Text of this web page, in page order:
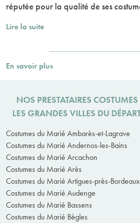
réputée pour la qualité de ses
Lire la suite
En savoir plus
NOS PRESTATAIRES
LES GRANDES VILLES DU
Costumes du Marié Ambarès-et-Lagrave
Costumes du Marié Andernos-les-Bains
Costumes du Marié Arcachon
Costumes du Marié Arès
Costumes du Marié Artigues-près-Bordeaux
Costumes du Marié Audenge
Costumes du Marié Bassens
Costumes du Marié Bègles